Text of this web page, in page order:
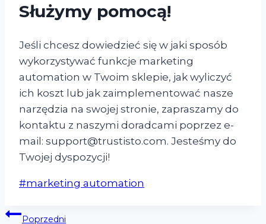
Służymy pomocą!
Jeśli chcesz dowiedzieć się w jaki sposób
wykorzystywać funkcje marketing
automation w Twoim sklepie, jak wyliczyć
ich koszt lub jak zaimplementować nasze
narzędzia na swojej stronie, zapraszamy do
kontaktu z naszymi doradcami poprzez e-
mail: support@trustisto.com. Jesteśmy do
Twojej dyspozycji!
Tagi
#marketing automation
Nawigacja
Poprzedni